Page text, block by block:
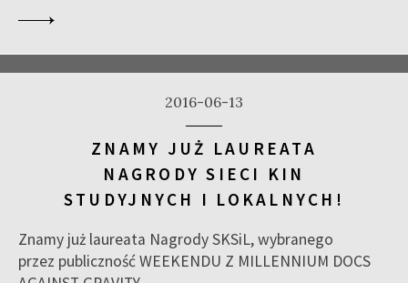
2016-06-13
ZNAMY JUŻ LAUREATA
NAGRODY SIECI KIN
STUDYJNYCH I LOKALNYCH!
Znamy już laureata Nagrody SKSiL, wybranego
przez publiczność WEEKENDU Z MILLENNIUM DOCS